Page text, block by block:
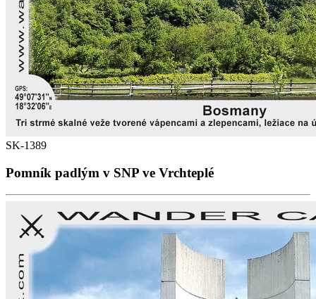
SK-1389
Pomník padlým v SNP ve Vrchteplé